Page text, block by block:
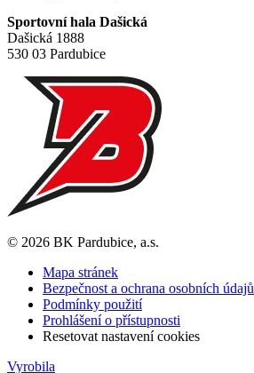
Sportovní hala Dašická
Dašická 1888
530 03 Pardubice
© 2026 BK Pardubice, a.s.
Mapa stránek
Bezpečnost a ochrana osobních údajů
Podmínky použití
Prohlášení o přístupnosti
Resetovat nastavení cookies
Vyrobila